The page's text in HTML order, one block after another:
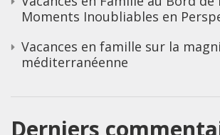
Moments Inoubliables en
Vacances en famille sur la
méditerranéenne
Derniers